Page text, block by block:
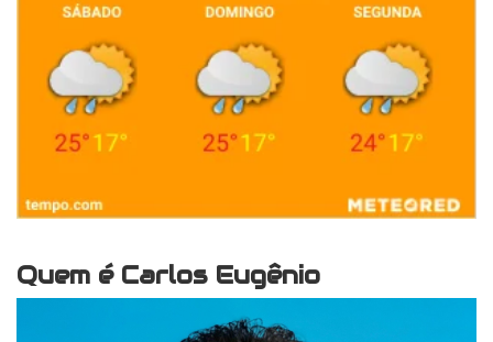
Quem é Carlos Eugênio